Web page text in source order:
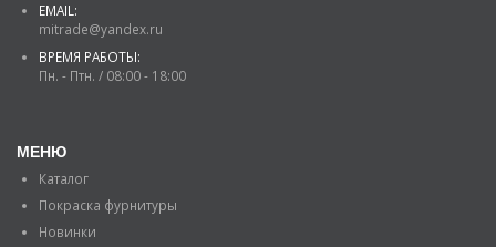
EMAIL:
mitrade@yandex.ru
ВРЕМЯ РАБОТЫ:
Пн. - Птн. / 08:00 - 18:00
МЕНЮ
Каталог
Покраска фурнитуры
Новинки